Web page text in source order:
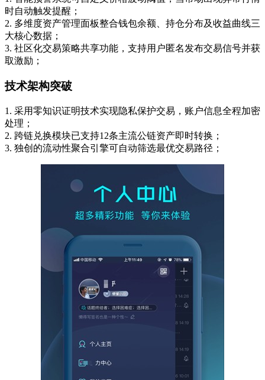
时自动触发提醒；
2. 多维度资产管理面板整合钱包余额、持仓分布及收益曲线三
大核心数据；
3. 社区化交易策略共享功能，支持用户匿名发布交易信号并获
取激励；
技术架构突破
1. 采用零知识证明技术实现隐私保护交易，账户信息全程加密
处理；
2. 跨链兑换模块已支持12条主流公链资产即时转换；
3. 独创的流动性聚合引擎可自动筛选最优交易路径；